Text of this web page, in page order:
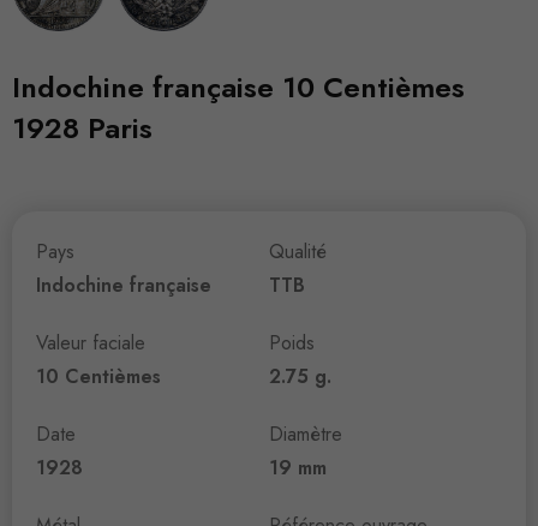
Indochine française 10 Centièmes
1928 Paris
Pays
Indochine française
Valeur faciale
10 Centièmes
Date
1928
Qualité
TTB
Poids
2.75 g.
Diamètre
19 mm